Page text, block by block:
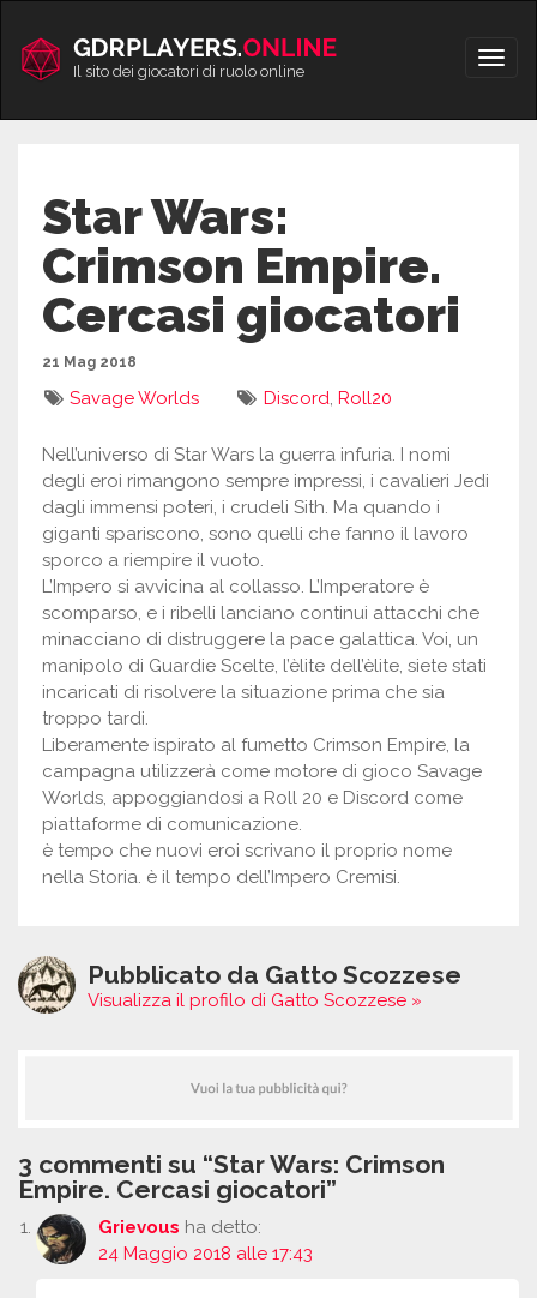
contenuto
Apri/
Il sito dei giocatori di ruolo online
Star Wars:
Crimson Empire.
Cercasi giocatori
21 Mag 2018
Savage Worlds Discord, Roll20
Nell’universo di Star Wars la guerra infuria. I nomi
degli eroi rimangono sempre impressi, i cavalieri Jedi
dagli immensi poteri, i crudeli Sith. Ma quando i
giganti spariscono, sono quelli che fanno il lavoro
sporco a riempire il vuoto.
L’Impero si avvicina al collasso. L’Imperatore è
scomparso, e i ribelli lanciano continui attacchi che
minacciano di distruggere la pace galattica. Voi, un
manipolo di Guardie Scelte, l’èlite dell’èlite, siete stati
incaricati di risolvere la situazione prima che sia
troppo tardi.
Liberamente ispirato al fumetto Crimson Empire, la
campagna utilizzerà come motore di gioco Savage
Worlds, appoggiandosi a Roll 20 e Discord come
piattaforme di comunicazione.
è tempo che nuovi eroi scrivano il proprio nome
nella Storia. è il tempo dell’Impero Cremisi.
Pubblicato da Gatto Scozzese
Visualizza il profilo di Gatto Scozzese »
3 commenti su “Star Wars: Crimson
Empire. Cercasi giocatori”
Grievous ha detto:
24 Maggio 2018 alle 17:43